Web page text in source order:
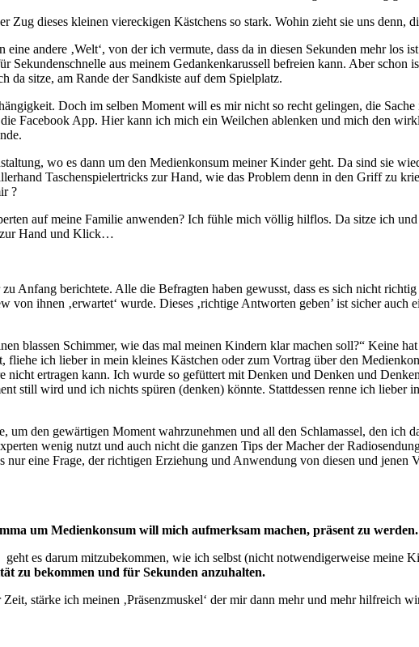
dieses kleinen viereckigen Kästchens so stark. Wohin zieht sie uns denn,
andere ‚Welt‘, von der ich vermute, dass da in diesen Sekunden mehr los
aus meinem Gedankenkarussell befreien kann. Aber schon
sitze, am Rande der Sandkiste auf dem Spielplatz.
Doch im selben Moment will es mir nicht so recht gelingen, die
Facebook App. Hier kann ich mich ein Weilchen ablenken und mich den
wo es dann um den Medienkonsum meiner Kinder geht. Da sind sie
Taschenspielertricks zur Hand, wie das Problem denn in den Griff zu
?
auf meine Familie anwenden? Ich fühle mich völlig hilflos. Da sitze ich
zur Hand und Klick…
Anfang berichtete. Alle die Befragten haben gewusst, dass es sich nicht
ihnen ‚erwartet‘ wurde. Dieses ‚richtige Antworten geben’ ist sicher auch
blassen Schimmer, wie das mal meinen Kindern klar machen soll?“ Keine
ich lieber in mein kleines Kästchen oder zum Vortrag über den
nicht ertragen kann. Ich wurde so gefüttert mit Denken und Denken und
still wird und ich nichts spüren (denken) könnte. Stattdessen renne ich lieber
um den gewärtigen Moment wahrzunehmen und all den Schlamassel, den ich
wenig nutzt und auch nicht die ganzen Tips der Macher der
eine Frage, der richtigen Erziehung und Anwendung von diesen und jenen
um Medienkonsum will mich aufmerksam machen, präsent zu werden.
es darum mitzubekommen, wie ich selbst (nicht notwendigerweise meine
zu bekommen und für Sekunden anzuhalten.
stärke ich meinen ‚Präsenzmuskel‘ der mir dann mehr und mehr hilfreich